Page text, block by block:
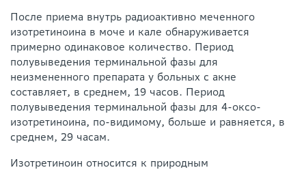
После приема внутрь радиоактивно меченного
изотретиноина в моче и кале обнаруживается
примерно одинаковое количество. Период
полувыведения терминальной фазы для
неизмененного препарата у больных с акне
составляет, в среднем, 19 часов. Период
полувыведения терминальной фазы для 4-оксо-
изотретиноина, по-видимому, больше и равняется, в
среднем, 29 часам.
Изотретиноин относится к природным